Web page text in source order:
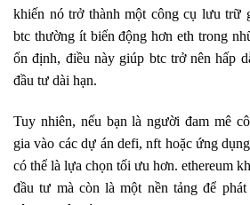
khiến nó trở thành một công cụ lưu trữ
btc thường ít biến động hơn eth trong
ổn định, điều này giúp btc trở nên hấp
đầu tư dài hạn.
Tuy nhiên, nếu bạn là người đam mê
gia vào các dự án defi, nft hoặc ứng
có thể là lựa chọn tối ưu hơn. ethereum
đầu tư mà còn là một nền tảng để